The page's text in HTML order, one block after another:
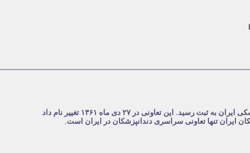
شرکت تعاونی دندانپزشکان ایران در تاریخ ۴ مرداد ۱۳۵۹ با نام تعاونی جامعه دندانپزشکی ایران به ثبت رسید. این تعاونی در ۲۷ دی ماه ۱۳۶۱ تغییر نام داد
ایران تنها تعاونی سراسری دندانپزشکان در ایران است.